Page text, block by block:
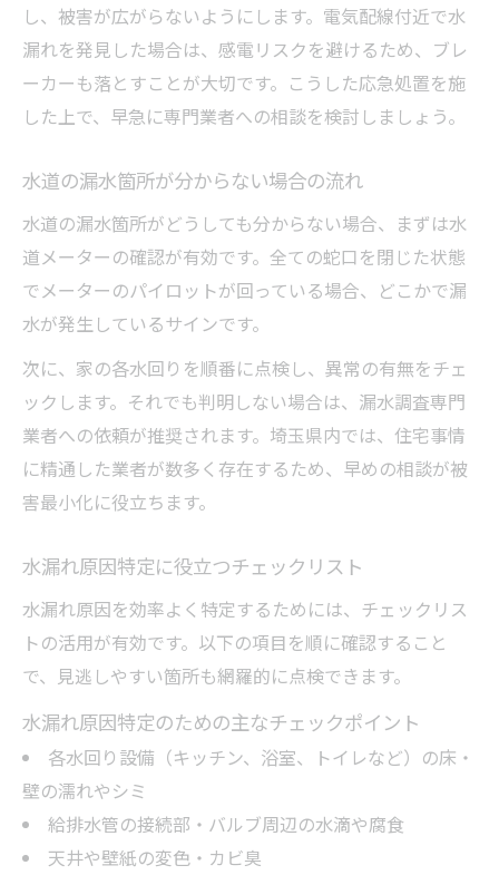
し、被害が広がらないようにします。電気配線付近で水
漏れを発見した場合は、感電リスクを避けるため、ブレ
ーカーも落とすことが大切です。こうした応急処置を施
した上で、早急に専門業者への相談を検討しましょう。
水道の漏水箇所が分からない場合の流れ
水道の漏水箇所がどうしても分からない場合、まずは水
道メーターの確認が有効です。全ての蛇口を閉じた状態
でメーターのパイロットが回っている場合、どこかで漏
水が発生しているサインです。
次に、家の各水回りを順番に点検し、異常の有無をチェ
ックします。それでも判明しない場合は、漏水調査専門
業者への依頼が推奨されます。埼玉県内では、住宅事情
に精通した業者が数多く存在するため、早めの相談が被
害最小化に役立ちます。
水漏れ原因特定に役立つチェックリスト
水漏れ原因を効率よく特定するためには、チェックリス
トの活用が有効です。以下の項目を順に確認すること
で、見逃しやすい箇所も網羅的に点検できます。
水漏れ原因特定のための主なチェックポイント
各水回り設備（キッチン、浴室、トイレなど）の床・
壁の濡れやシミ
給排水管の接続部・バルブ周辺の水滴や腐食
天井や壁紙の変色・カビ臭